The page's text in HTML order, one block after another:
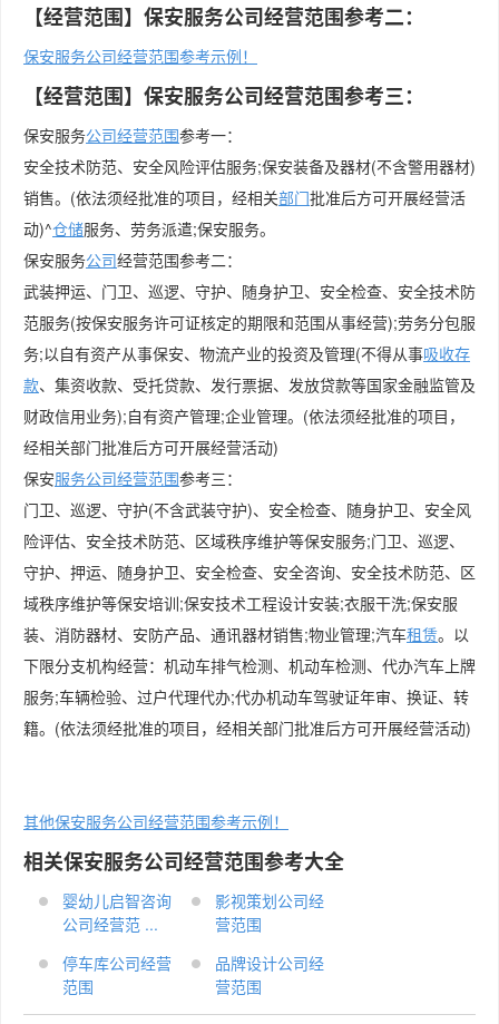
【经营范围】保安服务公司经营范围参考二：
保安服务公司经营范围参考示例！
【经营范围】保安服务公司经营范围参考三：
保安服务公司经营范围参考一：
安全技术防范、安全风险评估服务;保安装备及器材(不含警用器材)
销售。(依法须经批准的项目，经相关部门批准后方可开展经营活
动)^仓储服务、劳务派遣;保安服务。
保安服务公司经营范围参考二：
武装押运、门卫、巡逻、守护、随身护卫、安全检查、安全技术防
范服务(按保安服务许可证核定的期限和范围从事经营);劳务分包服
务;以自有资产从事保安、物流产业的投资及管理(不得从事吸收存
款、集资收款、受托贷款、发行票据、发放贷款等国家金融监管及
财政信用业务);自有资产管理;企业管理。(依法须经批准的项目，
经相关部门批准后方可开展经营活动)
保安服务公司经营范围参考三：
门卫、巡逻、守护(不含武装守护)、安全检查、随身护卫、安全风
险评估、安全技术防范、区域秩序维护等保安服务;门卫、巡逻、
守护、押运、随身护卫、安全检查、安全咨询、安全技术防范、区
域秩序维护等保安培训;保安技术工程设计安装;衣服干洗;保安服
装、消防器材、安防产品、通讯器材销售;物业管理;汽车租赁。以
下限分支机构经营：机动车排气检测、机动车检测、代办汽车上牌
服务;车辆检验、过户代理代办;代办机动车驾驶证年审、换证、转
籍。(依法须经批准的项目，经相关部门批准后方可开展经营活动)
其他保安服务公司经营范围参考示例！
相关保安服务公司经营范围参考大全
婴幼儿启智咨询
公司经营范 ...
影视策划公司经
营范围
停车库公司经营
范围
品牌设计公司经
营范围